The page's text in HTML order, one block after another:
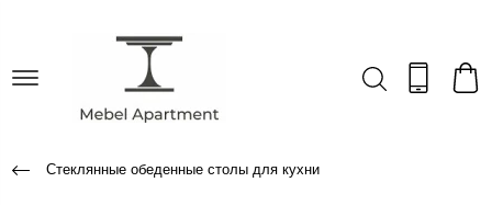
Стеклянные обеденные столы для кухни